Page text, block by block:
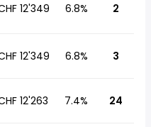
12'349 6.8% 2
12'349 6.8% 3
12'263 7.4% 24